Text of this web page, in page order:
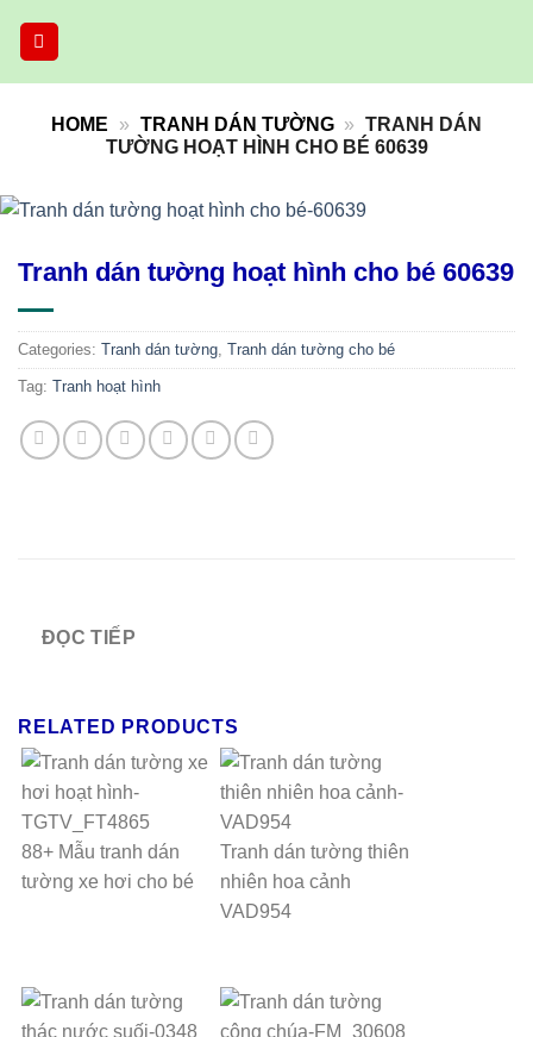
HOME » TRANH DÁN TƯỜNG » TRANH DÁN
TƯỜNG HOẠT HÌNH CHO BÉ 60639
Tranh dán tường hoạt hình cho bé 60639
Categories: Tranh dán tường, Tranh dán tường cho bé
Tag: Tranh hoạt hình
ĐỌC TIẾP
RELATED PRODUCTS
88+ Mẫu tranh dán
tường xe hơi cho bé
Tranh dán tường thiên
nhiên hoa cảnh
VAD954